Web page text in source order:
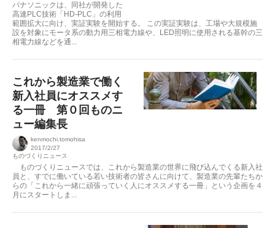
パナソニックは、同社が開発した
高速PLC技術「HD-PLC」の利用
範囲拡大に向け、実証実験を開始する。 この実証実験は、工場や大規模施
設を対象にモータ系の動力用三相電力線や、LED照明に使用される基幹の三
相電力線などを通...
これから製造業で働く
新入社員にオススメす
る一冊 第０回ものニ
ュー編集長
kenmochi.tomohisa
2017/2/27
ものづくりニュース
ものづくりニュースでは、これから製造業の世界に飛び込んでくる新入社
員と、すでに働いている若い技術者の皆さんに向けて、製造業の先輩たちか
らの「これから一緒に頑張っていく人にオススメする一冊」という企画を４
月にスタートしま...